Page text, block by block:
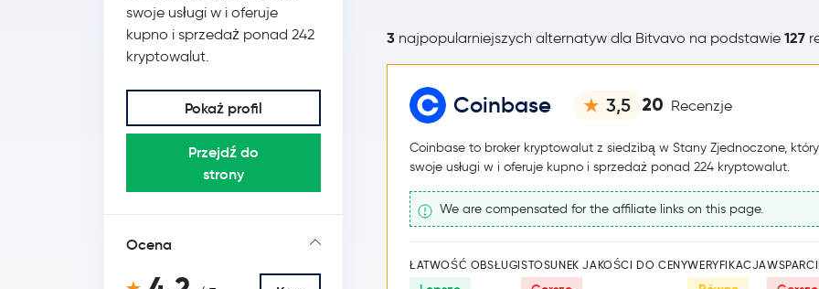
swoje usługi w i oferuje
kupno i sprzedaż ponad 242
kryptowalut.
Pokaż profil
Przejdź do
strony
Ocena
3 najpopularniejszych alternatyw dla Bitvavo na podstawie 127
Coinbase 3,5 20 Recenzje
Coinbase to broker kryptowalut z siedzibą w Stany Zjednoczone, który
swoje usługi w i oferuje kupno i sprzedaż ponad 224 kryptowalut.
We are compensated for the affiliate links on this page.
ŁATWOŚĆ OBSŁUGISTOSUNEK JAKOŚCI DO CENYWERYFIKACJA